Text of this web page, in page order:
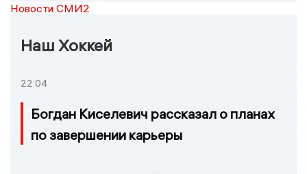
Новости СМИ2
Наш Хоккей
22:04
Богдан Киселевич рассказал о планах
по завершении карьеры